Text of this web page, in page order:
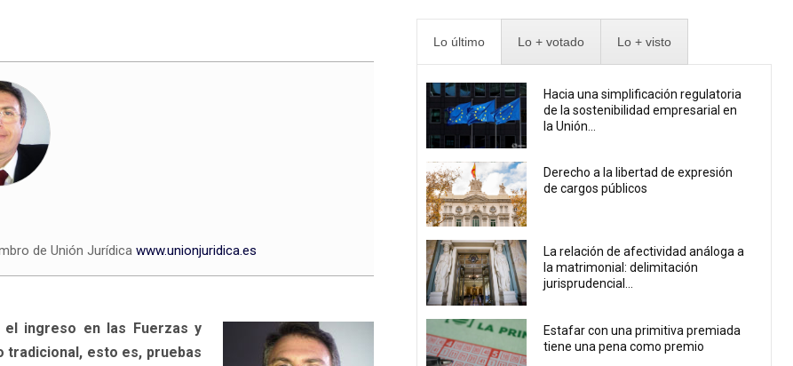
de Unión Jurídica www.unionjuridica.es
ingreso en las Fuerzas y
tradicional, esto es, pruebas
Lo último Lo + votado Lo + visto
Hacia una simplificación regulatoria
de la sostenibilidad empresarial en
la Unión...
Derecho a la libertad de expresión
de cargos públicos
La relación de afectividad análoga a
la matrimonial: delimitación
jurisprudencial...
Estafar con una primitiva premiada
tiene una pena como premio